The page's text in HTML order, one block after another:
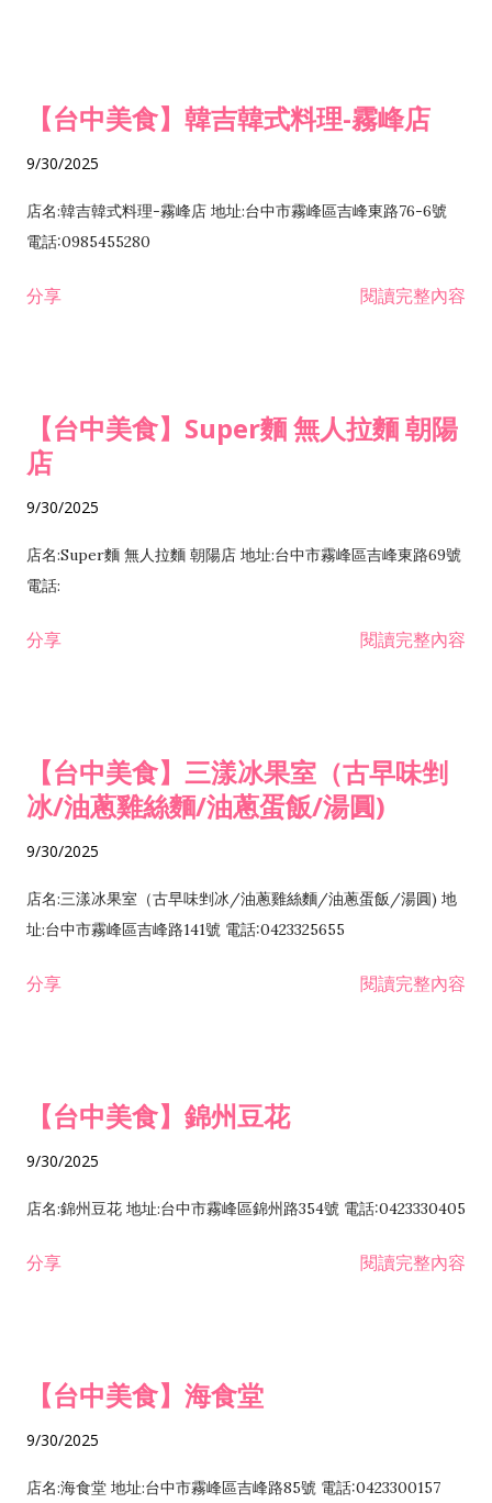
【台中美食】韓吉韓式料理-霧峰店
9/30/2025
店名:韓吉韓式料理-霧峰店 地址:台中市霧峰區吉峰東路76-6號
電話:0985455280
分享 閱讀完整內容
【台中美食】Super麵 無人拉麵 朝陽
店
9/30/2025
店名:Super麵 無人拉麵 朝陽店 地址:台中市霧峰區吉峰東路69號
電話:
分享 閱讀完整內容
【台中美食】三漾冰果室（古早味剉
冰/油蔥雞絲麵/油蔥蛋飯/湯圓)
9/30/2025
店名:三漾冰果室（古早味剉冰/油蔥雞絲麵/油蔥蛋飯/湯圓) 地
址:台中市霧峰區吉峰路141號 電話:0423325655
分享 閱讀完整內容
【台中美食】錦州豆花
9/30/2025
店名:錦州豆花 地址:台中市霧峰區錦州路354號 電話:0423330405
分享 閱讀完整內容
【台中美食】海食堂
9/30/2025
店名:海食堂 地址:台中市霧峰區吉峰路85號 電話:0423300157